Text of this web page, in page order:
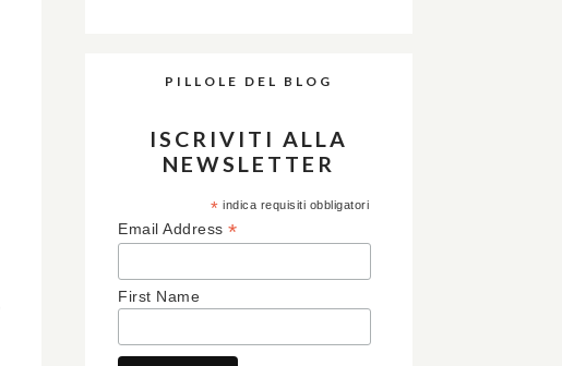
PILLOLE DEL BLOG
ISCRIVITI ALLA
NEWSLETTER
* indica requisiti obbligatori
Email Address *
First Name